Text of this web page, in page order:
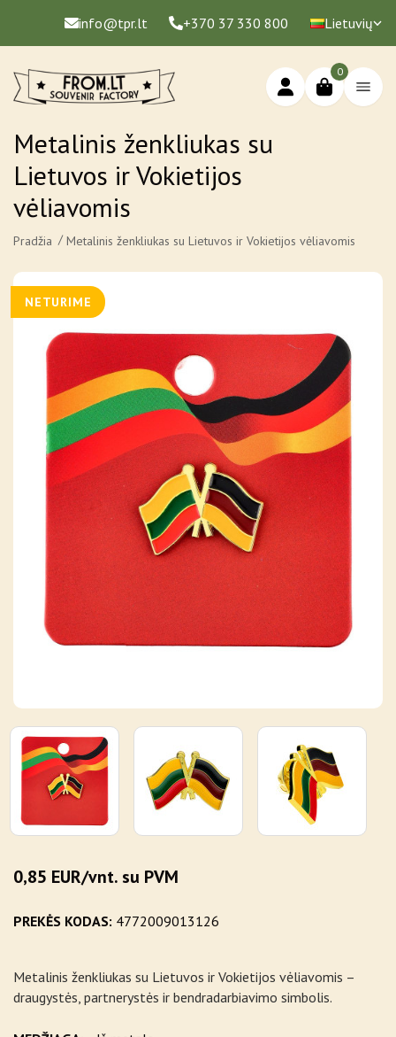
info@tpr.lt +370 37 330 800 Lietuvių
0
Metalinis ženkliukas su
Lietuvos ir Vokietijos
vėliavomis
Pradžia Metalinis ženkliukas su Lietuvos ir Vokietijos vėliavomis
NETURIME
PREKĖS KODAS: 4772009013126
Metalinis ženkliukas su Lietuvos ir Vokietijos vėliavomis –
draugystės, partnerystės ir bendradarbiavimo simbolis.
0,85 EUR/vnt. su PVM